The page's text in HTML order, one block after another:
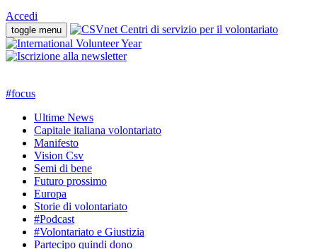
Accedi
toggle menu
#focus
Ultime News
Capitale italiana volontariato
Manifesto
Vision Csv
Semi di bene
Futuro prossimo
Europa
Storie di volontariato
#Podcast
#Volontariato e Giustizia
Partecipo quindi dono